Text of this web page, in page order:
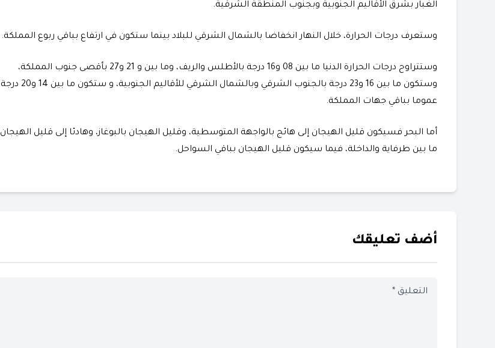
الغبار بشرق الأقاليم الجنوبية وبجنوب المنطقة الشرقية.
وستعرف درجات الحرارة، خلال النهار انخفاضا بالشمال الشرقي للبلاد بينما ستكون في ارتفاع بباقي ربوع المملكة.
وستتراوح درجات الحرارة الدنيا ما بين 08 و16 درجة بالأطلس والريف، وما بين و 21 و27 بأقصى جنوب المملكة،
وستكون ما بين 16 و23 درجة بالجنوب الشرقي وبالشمال الشرقي للأقاليم الجنوبية، و ستكون ما بين 14 و20 درجة
عموما بباقي جهات المملكة.
أما البحر فسيكون قليل الهيجان إلى هائج بالواجهة المتوسطية، وقليل الهيجان بالبوغاز، وهادئا إلى قليل الهيجان
ما بين طرفاية والداخلة، فيما سيكون قليل الهيجان بباقي السواحل.
أضف تعليقك